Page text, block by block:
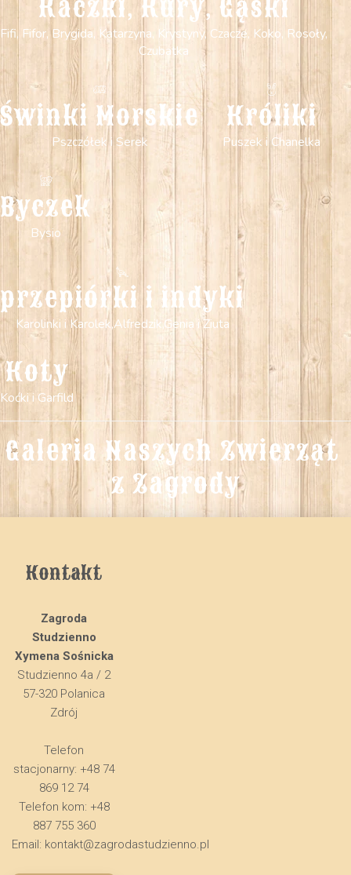
Kaczki, Kury, Gąski
Fifi, Fifor, Brygida, Katarzyna, Krystyny, Czacze, Koko, Rosoły,
Czubatka
Świnki Morskie
Pszczółek i Serek
Króliki
Puszek i Chanelka
Byczek
Bysio
przepiórki i indyki
Karolinki i Karolek,Alfredzik,Genia i Ziuta
Koty
Koćki i Garfild
Galeria Naszych Zwierząt
z Zagrody
Kontakt
Zagroda
Studzienno
Xymena Sośnicka
Studzienno 4a / 2
57-320 Polanica
Zdrój
Telefon
stacjonarny: +48 74
869 12 74
Telefon kom: +48
887 755 360
Email: kontakt@zagrodastudzienno.pl